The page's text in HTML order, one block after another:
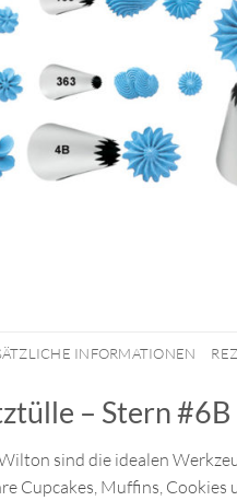
INFORMATIONEN
– Stern #6B
sind die idealen
Cupcakes, Muffins,